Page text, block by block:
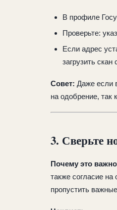
В профиле
Проверьте:
Если адрес
загрузить
Совет: Даже если
на одобрение, так
3. Сверьте
Почему это
также согласие
пропустить